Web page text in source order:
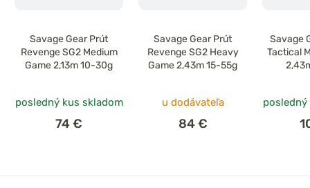
Savage Gear Prút
Revenge SG2 Medium
Game 2,13m 10-30g
posledný kus skladom
74 €
Savage Gear Prút
Revenge SG2 Heavy
Game 2,43m 15-55g
u dodávateľa
84 €
Savage
Tactical